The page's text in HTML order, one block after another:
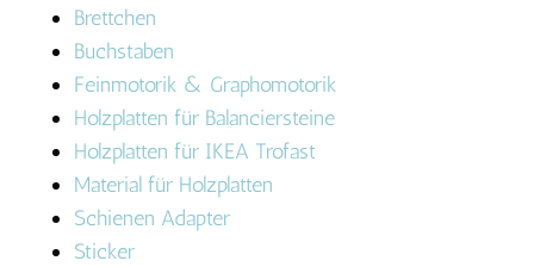
Brettchen
Buchstaben
Feinmotorik & Graphomotorik
Holzplatten für Balanciersteine
Holzplatten für IKEA Trofast
Material für Holzplatten
Schienen Adapter
Sticker